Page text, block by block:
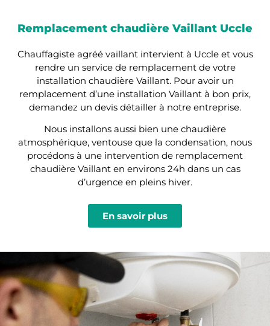
Remplacement chaudière Vaillant Uccle
Chauffagiste agréé vaillant intervient à Uccle et vous
rendre un service de remplacement de votre
installation chaudière Vaillant. Pour avoir un
remplacement d’une installation Vaillant à bon prix,
demandez un devis détailler à notre entreprise.
Nous installons aussi bien une chaudière
atmosphérique, ventouse que la condensation, nous
procédons à une intervention de remplacement
chaudière Vaillant en environs 24h dans un cas
d’urgence en pleins hiver.
En savoir plus